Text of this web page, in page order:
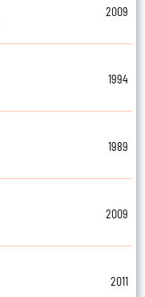
2009
1994
1989
2009
2011